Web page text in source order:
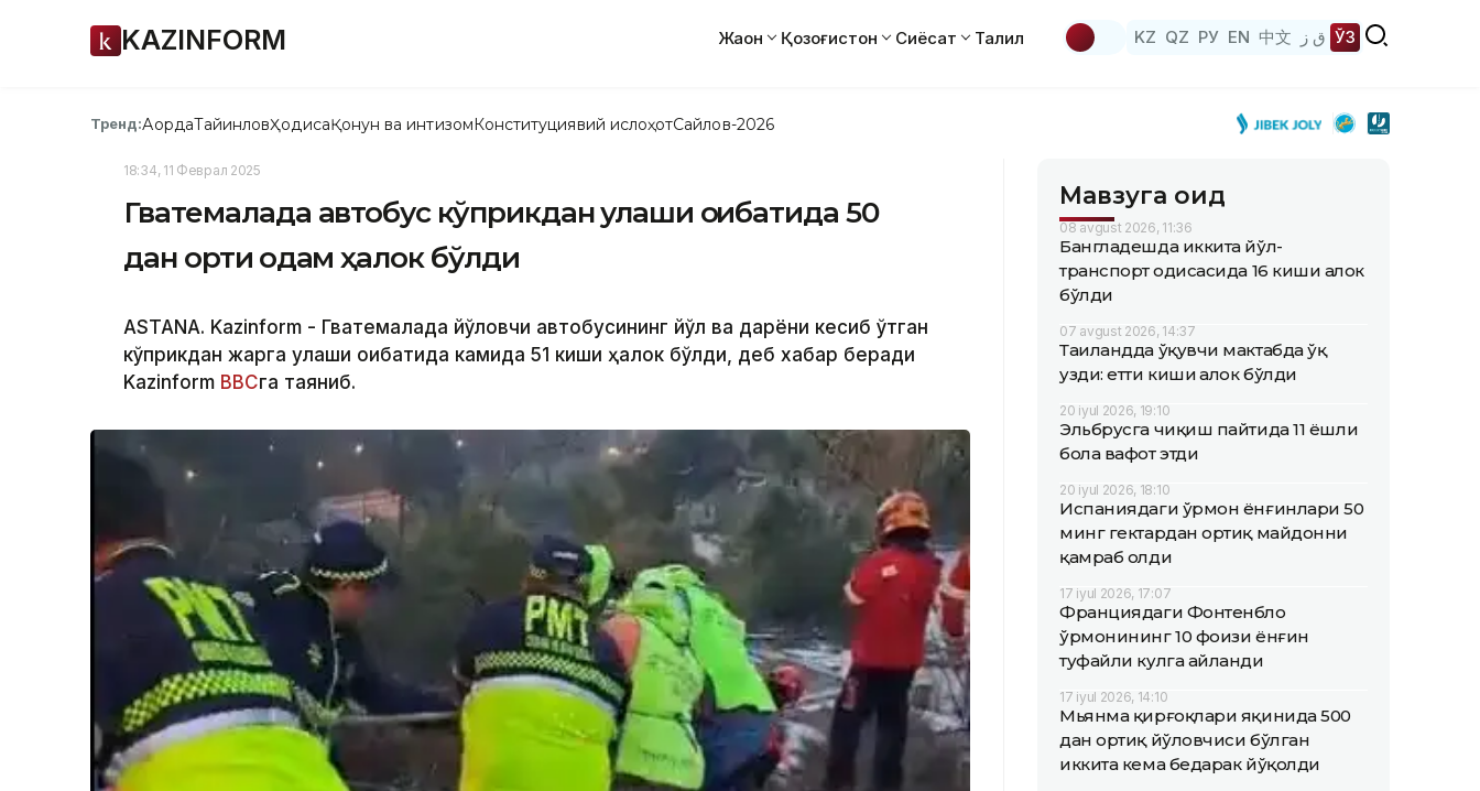
KAZINFORM Жаҳон Қозоғистон Сиёсат Таҳлил KZ QZ РУ EN 中文 ق ز ЎЗ
Тренд:АқордаТайинловҲодисаҚонун ва интизомКонституциявий ислоҳотСайлов-2026
18:34, 11 Феврал 2025
Гватемалада автобус кўприкдан қулаши оқибатида 50
дан ортиқ одам ҳалок бўлди
ASTANA. Kazinform - Гватемалада йўловчи автобусининг йўл ва дарёни кесиб ўтган
кўприкдан жарга қулаши оқибатида камида 51 киши ҳалок бўлди, деб хабар беради
Kazinform ВВСга таяниб.
Мавзуга оид
08 avgust 2026, 11:36
Бангладешда иккита йўл-
транспорт ҳодисасида 16 киши ҳалок
бўлди
07 avgust 2026, 14:37
Таиландда ўқувчи мактабда ўқ
узди: етти киши ҳалок бўлди
20 iyul 2026, 19:10
Эльбрусга чиқиш пайтида 11 ёшли
бола вафот этди
20 iyul 2026, 18:10
Испаниядаги ўрмон ёнғинлари 50
минг гектардан ортиқ майдонни
қамраб олди
17 iyul 2026, 17:07
Франциядаги Фонтенбло
ўрмонининг 10 фоизи ёнғин
туфайли кулга айланди
17 iyul 2026, 14:10
Мьянма қирғоқлари яқинида 500
дан ортиқ йўловчиси бўлган
иккита кема бедарак йўқолди